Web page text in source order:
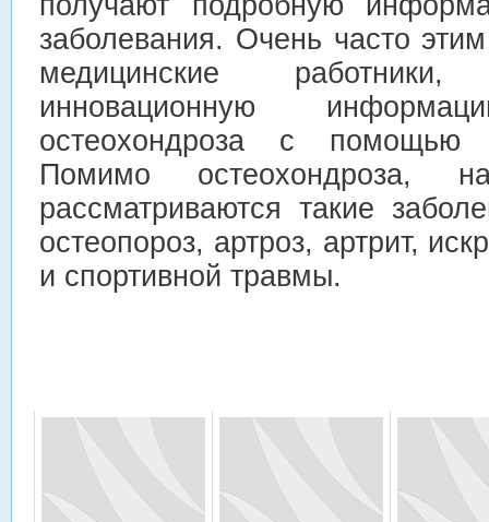
заболевания. Очень часто
медицинские
инновационную
остеохондроза с помощью
Помимо остеохондроза,
рассматриваются такие
остеопороз, артроз, артрит,
и спортивной травмы.